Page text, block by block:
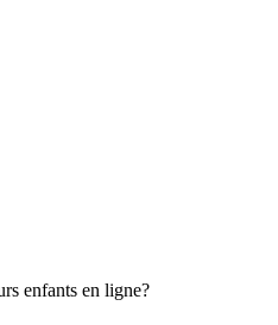
enfants en ligne?